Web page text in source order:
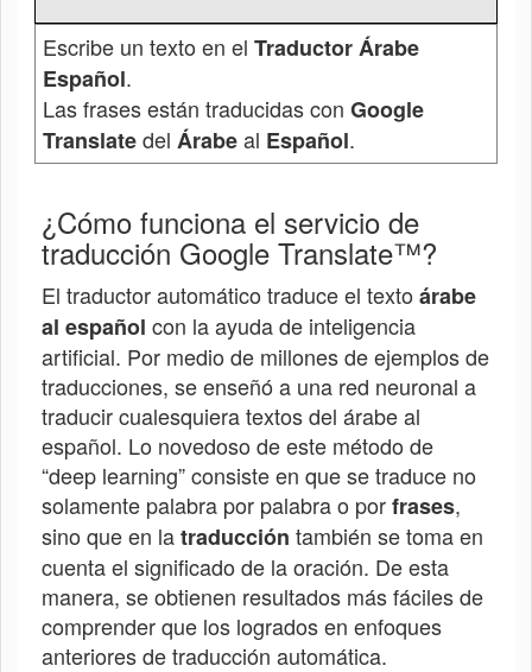
Escribe un texto en el Traductor Árabe
Español.
Las frases están traducidas con Google
Translatedel Árabeal Español.
¿Cómo funciona el servicio de
traducción Google Translate™?
El traductor automático traduce el texto árabe
al español con la ayuda de inteligencia
artificial. Por medio de millones de ejemplos de
traducciones, se enseñó a una red neuronal a
traducir cualesquiera textos del árabe al
español. Lo novedoso de este método de
“deep learning” consiste en que se traduce no
solamente palabra por palabra o porfrases,
sino que en latraducción también se toma en
cuenta el significado de la oración. De esta
manera, se obtienen resultados más fáciles de
comprender que los logrados en enfoques
anteriores de traducción automática.